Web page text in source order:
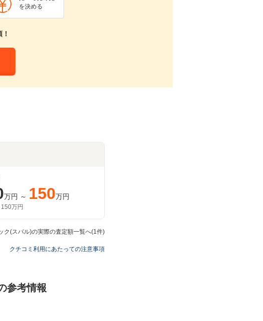
を決める
万円 ～ 150万円
150万円
ク(スバル)の実際の査定額一覧へ(1件)
クチコミ利用にあたっての注意事項
参考情報